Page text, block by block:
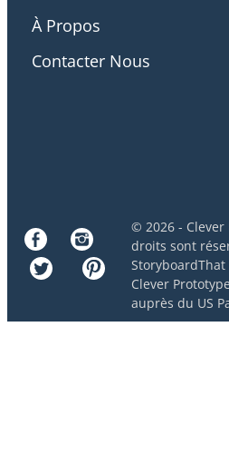
À Propos
Contacter Nous
© 2026 - Clever
droits sont
Clever
auprès du US